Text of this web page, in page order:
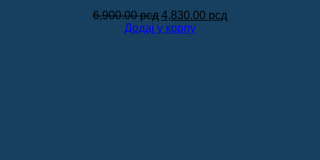
6,900.00рсд Оригинална
цена
4,830.00 рсд
Додај у корпу